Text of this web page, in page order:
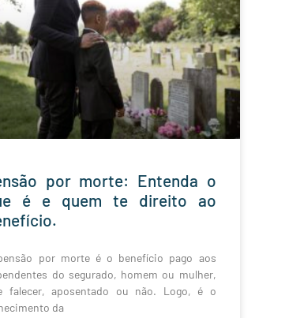
por morte: Entenda o
é e quem te direito ao
por morte é o benefício pago aos
do segurado, homem ou mulher,
falecer, aposentado ou não. Logo, é o
da